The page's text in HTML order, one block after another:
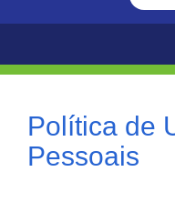
Política de
Pessoais